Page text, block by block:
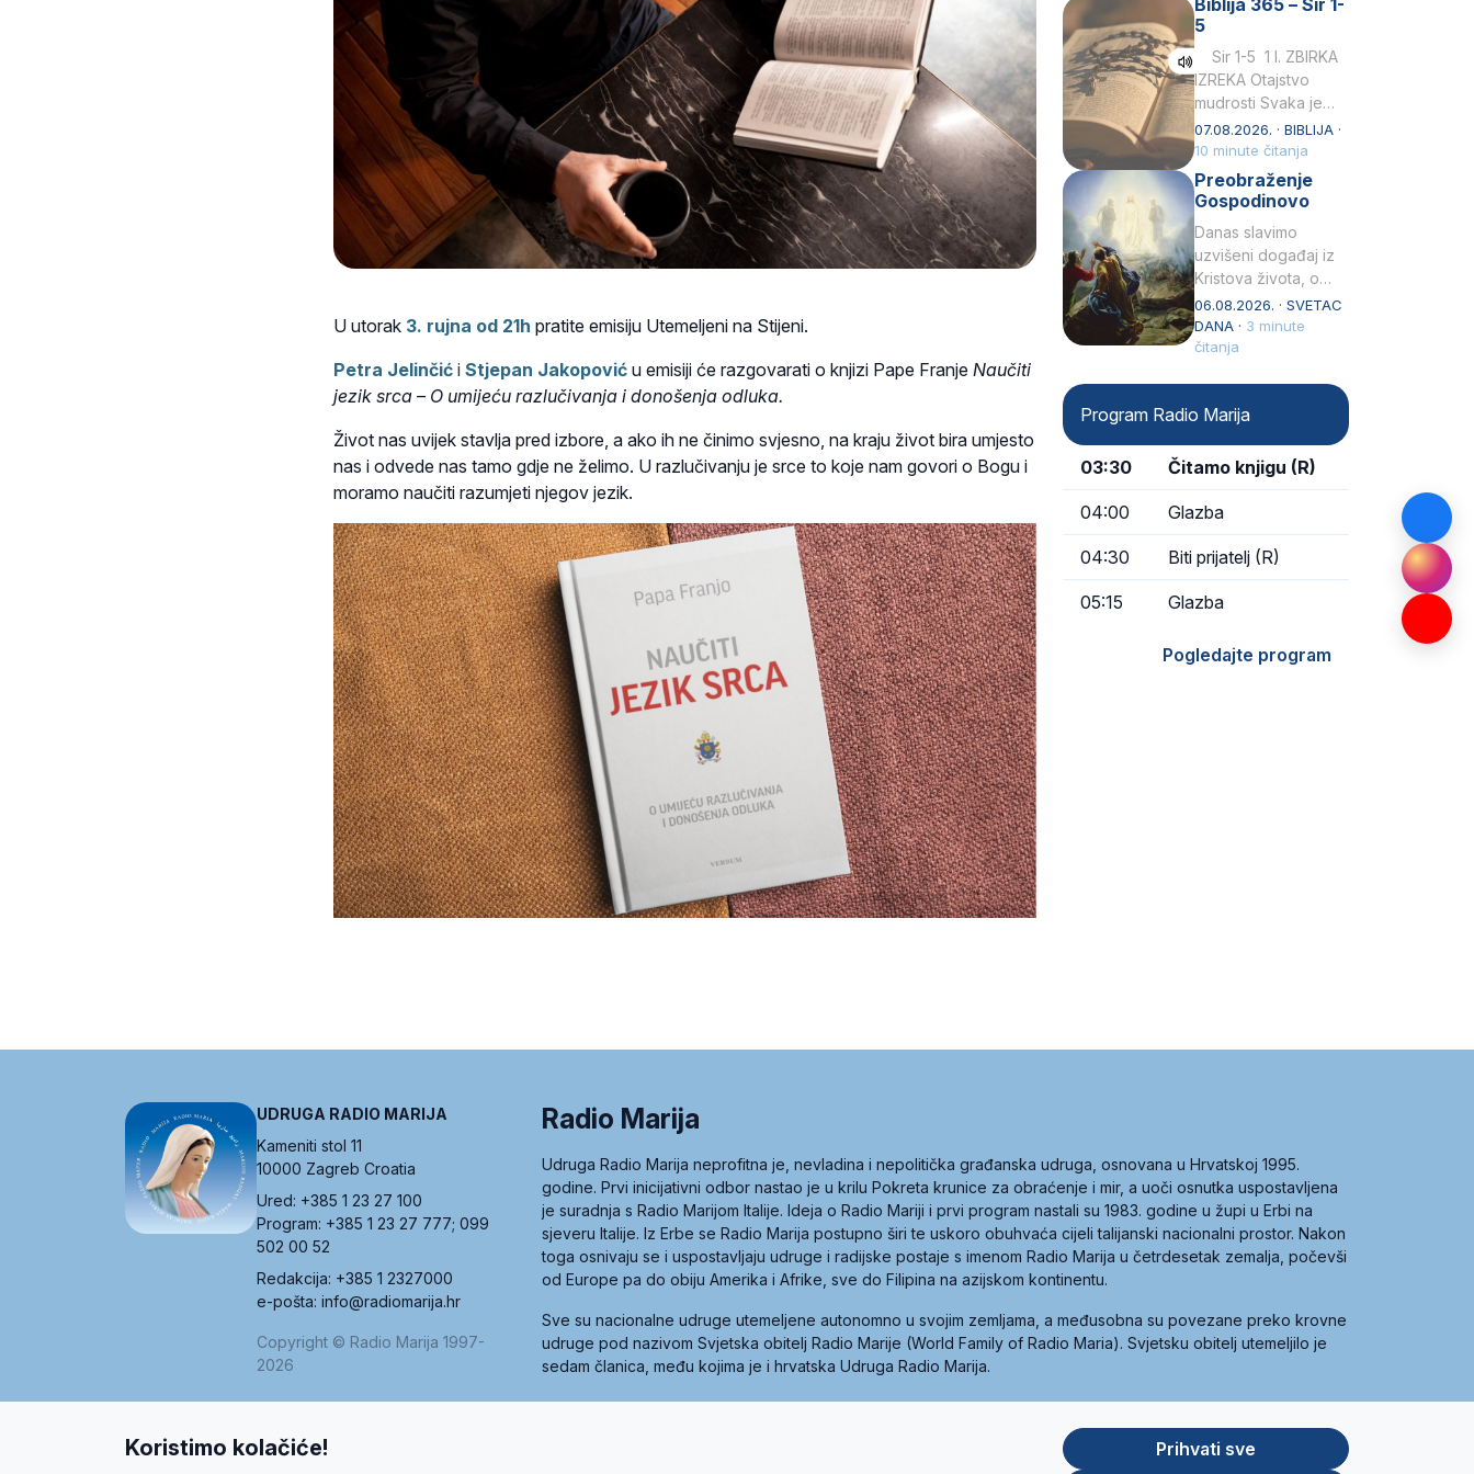
U utorak 3. rujna od 21h pratite emisiju Utemeljeni na Stijeni.
Petra Jelinčić i Stjepan Jakopović u emisiji će razgovarati o knjizi Pape Franje Naučiti
jezik srca – O umijeću razlučivanja i donošenja odluka.
Život nas uvijek stavlja pred izbore, a ako ih ne činimo svjesno, na kraju život bira umjesto
nas i odvede nas tamo gdje ne želimo. U razlučivanju je srce to koje nam govori o Bogu i
moramo naučiti razumjeti njegov jezik.
rođenjem Grk.
Obnovio je odnose s
afričkim…
Biblija 365 – Sir 1-
5
Sir 1-5 1 I. ZBIRKA
IZREKA Otajstvo
mudrosti Svaka je
mudrost od Gospoda
i s njime je dovijeka.2
Tko će…
07.08.2026. · BIBLIJA ·
10 minute čitanja
Preobraženje
Gospodinovo
Danas slavimo
uzvišeni događaj iz
Kristova života, o
kojem nas izvješćuju
evanđelisti Matej,
Marko i Luka te sveti
06.08.2026. · SVETAC
DANA · 3 minute
čitanja
Program Radio Marija
03:30 Čitamo knjigu (R)
04:00 Glazba
04:30 Biti prijatelj (R)
05:15 Glazba
Pogledajte program
UDRUGA RADIO MARIJA
Kameniti stol 11
10000 Zagreb Croatia
Ured: +385 1 23 27 100
Program: +385 1 23 27 777; 099
502 00 52
Redakcija: +385 1 2327000
e-pošta: info@radiomarija.hr
Copyright © Radio Marija 1997-
2026
Radio Marija
Udruga Radio Marija neprofitna je, nevladina i nepolitička građanska udruga, osnovana u Hrvatskoj 1995.
godine. Prvi inicijativni odbor nastao je u krilu Pokreta krunice za obraćenje i mir, a uoči osnutka uspostavljena
je suradnja s Radio Marijom Italije. Ideja o Radio Mariji i prvi program nastali su 1983. godine u župi u Erbi na
sjeveru Italije. Iz Erbe se Radio Marija postupno širi te uskoro obuhvaća cijeli talijanski nacionalni prostor. Nakon
toga osnivaju se i uspostavljaju udruge i radijske postaje s imenom Radio Marija u četrdesetak zemalja, počevši
od Europe pa do obiju Amerika i Afrike, sve do Filipina na azijskom kontinentu.
Sve su nacionalne udruge utemeljene autonomno u svojim zemljama, a međusobna su povezane preko krovne
udruge pod nazivom Svjetska obitelj Radio Marije (World Family of Radio Maria). Svjetsku obitelj utemeljilo je
sedam članica, među kojima je i hrvatska Udruga Radio Marija.
Koristimo kolačiće! Prihvati sve